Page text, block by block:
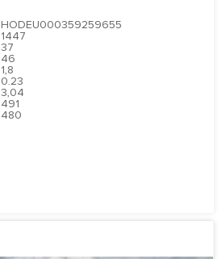
HODEU000359259655
1447
37
46
1,8
0.23
3,04
491
480